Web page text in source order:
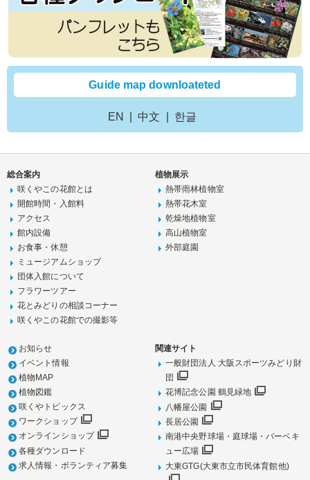
Guide map downloateted
EN 中文 한글
総合案内
咲くやこの花館とは
開館時間・入館料
アクセス
館内設備
お食事・休憩
ミュージアムショップ
団体入館について
フラワーツアー
花とみどりの相談コーナー
咲くやこの花館での撮影等
植物展示
熱帯雨林植物室
熱帯花木室
乾燥地植物室
高山植物室
外部庭園
お知らせ
イベント情報
植物MAP
植物図鑑
咲くやトピックス
ワークショップ
オンラインショップ
各種ダウンロード
求人情報・ボランティア募集
関連サイト
一般財団法人 大阪スポーツみどり財
団
花博記念公園 鶴見緑地
八幡屋公園
長居公園
南港中央野球場・庭球場・バーベキ
ュー広場
大東GTG(大東市立市民体育館他)